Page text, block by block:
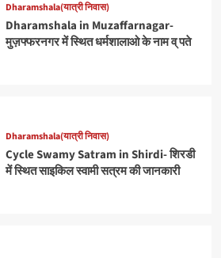
Dharamshala(यात्री निवास)
Dharamshala in Muzaffarnagar-
मुज़फ्फरनगर में स्थित धर्मशालाओ के नाम व् पते
Dharamshala(यात्री निवास)
Cycle Swamy Satram in Shirdi- शिरडी
में स्थित साइकिल स्वामी सत्रम की जानकारी